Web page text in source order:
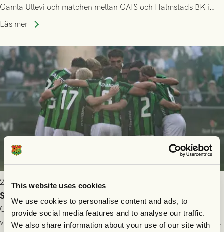
This website uses cookies
We use cookies to personalise content and ads, to
provide social media features and to analyse our traffic.
We also share information about your use of our site with
Gamla Ullevi och matchen mellan GAIS och Halmstads BK i
Allsvenskan! Avspark kl 16.30 på söndag 26/7.
Läs mer
2026-07-24 16:40
Seger i första kvalmatchen mot FC Nordsjælland
GAIS dominerade i första halvlek och skapade fler chanser,
välförtjänt fick de in ett ledningsmål strax innan halvtid. Efter